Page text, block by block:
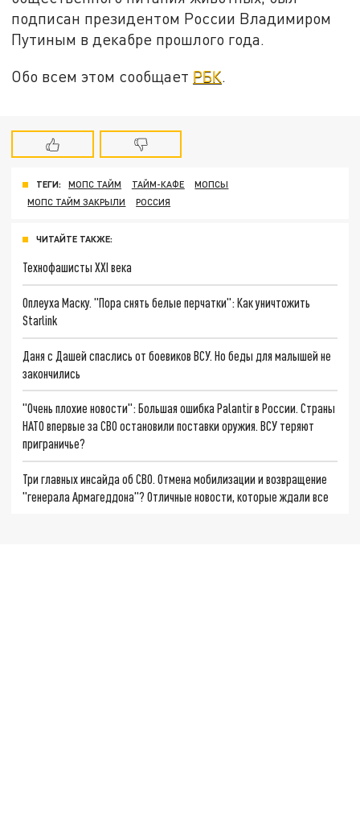
подписан президентом России Владимиром
Путиным в декабре прошлого года.
Обо всем этом сообщает РБК.
ТЕГИ: МОПС ТАЙМ ТАЙМ-КАФЕ
МОПСЫ
МОПС ТАЙМ ЗАКРЫЛИ
РОССИЯ
ЧИТАЙТЕ ТАКЖЕ:
Технофашисты XXI века
Оплеуха Маску. "Пора снять белые перчатки": Как уничтожить
Starlink
Даня с Дашей спаслись от боевиков ВСУ. Но беды для малышей не
закончились
"Очень плохие новости": Большая ошибка Palantir в России. Страны
НАТО впервые за СВО остановили поставки оружия. ВСУ теряют
приграничье?
Три главных инсайда об СВО. Отмена мобилизации и возвращение
"генерала Армагеддона"? Отличные новости, которые ждали все